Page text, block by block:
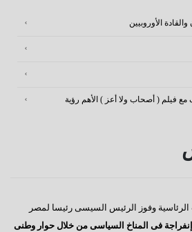
الأوروبيين
مع فيلم ( أصحاب ولا أعز ) الأهم رؤية
العال
الرئاسية وفوز الرئيس السيسى رئيسا لمصر
فى المناخ السياسى من خلال حوار وطنى